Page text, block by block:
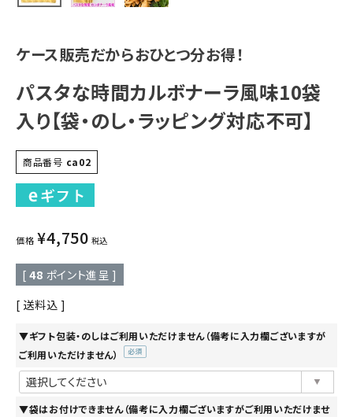
ケース販売だからおひとつ分お得！
パスタな時間カルボナーラ風味10袋
入り【袋・のし・ラッピング対応不可】
商品番号 ca02
価格 ¥4,750 税込
[ 48 ポイント進呈 ]
送料込
▼ギフト包装・のしはご利用いただけません（備考に入力欄ございますが
ご利用いただけません）
▼袋はお付けできません（備考に入力欄ございますがご利用いただけませ